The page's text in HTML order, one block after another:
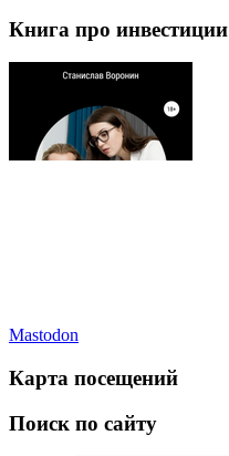
Книга про инвестиции
Mastodon
Карта посещений
Поиск по сайту